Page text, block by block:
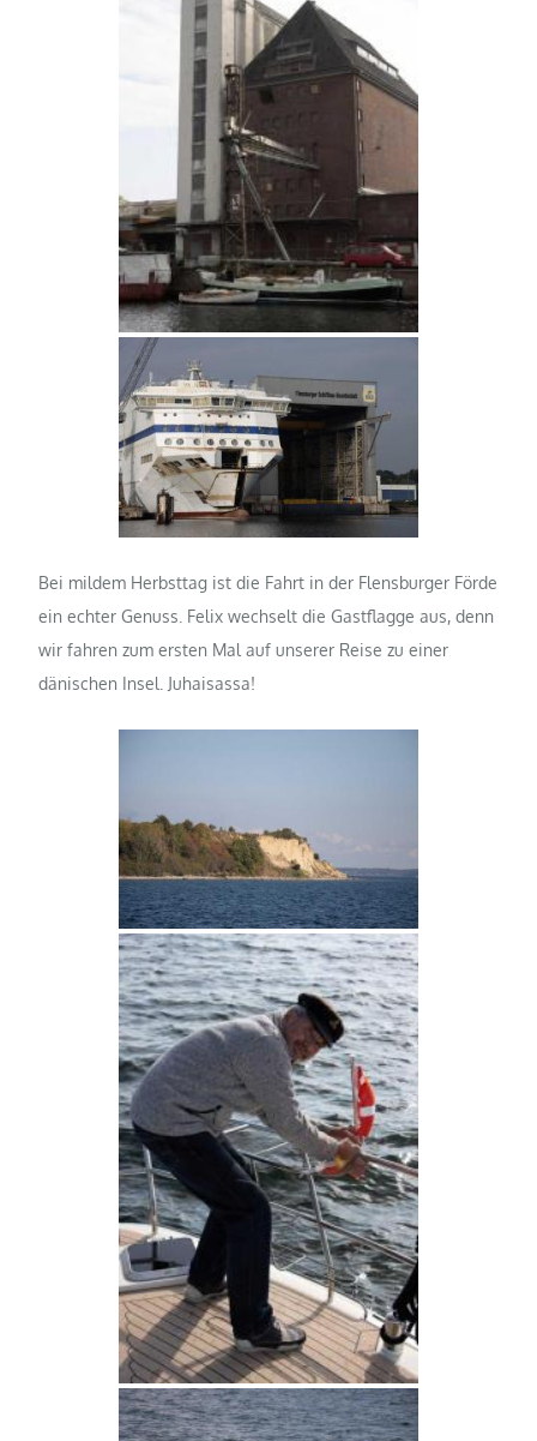
Bei mildem Herbsttag ist die Fahrt in der Flensburger Förde
ein echter Genuss. Felix wechselt die Gastflagge aus, denn
wir fahren zum ersten Mal auf unserer Reise zu einer
dänischen Insel. Juhaisassa!